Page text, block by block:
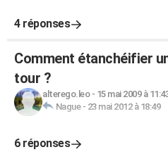
4 réponses
Comment étanchéifier
tour ?
alterego.leo- 15 mai 2009 à
Nague- 23 mai 2012 à 18:49
6 réponses